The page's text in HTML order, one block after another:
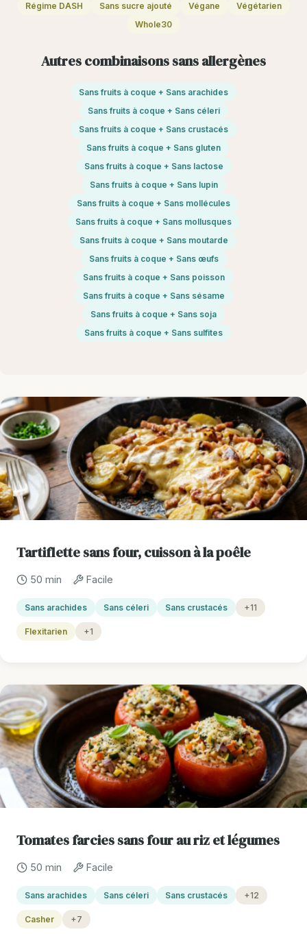
Régime DASH
Sans sucre ajouté Végane
Végétarien
Whole30
Autres combinaisons sans allergènes
Sans fruits à coque + Sans arachides
Sans fruits à coque + Sans céleri
Sans fruits à coque + Sans crustacés
Sans fruits à coque + Sans gluten
Sans fruits à coque + Sans lactose
Sans fruits à coque + Sans lupin
Sans fruits à coque + Sans mollécules
Sans fruits à coque + Sans mollusques
Sans fruits à coque + Sans moutarde
Sans fruits à coque + Sans œufs
Sans fruits à coque + Sans poisson
Sans fruits à coque + Sans sésame
Sans fruits à coque + Sans soja
Sans fruits à coque + Sans sulfites
Tartiflette sans four, cuisson à la poêle
50 min Facile
Sans arachides Sans céleri Sans crustacés +11
Flexitarien +1
Tomates farcies sans four au riz et légumes
50 min Facile
Sans arachides Sans céleri Sans crustacés +12
Casher +7